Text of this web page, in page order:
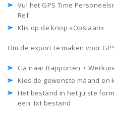
Vul het GPS Time
Ref
Klik op de knop «Opslaan»
Om de export te maken voor
Ga naar Rapporten >
Kies de gewenste maand en
Het bestand in het juiste
een .txt bestand